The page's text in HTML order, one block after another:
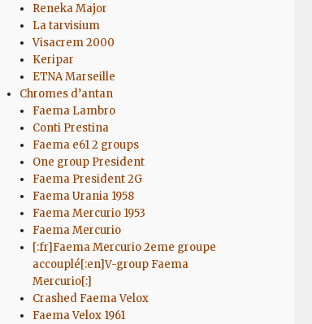
Reneka Major
La tarvisium
Visacrem 2000
Keripar
ETNA Marseille
Chromes d’antan
Faema Lambro
Conti Prestina
Faema e61 2 groups
One group President
Faema President 2G
Faema Urania 1958
Faema Mercurio 1953
Faema Mercurio
[:fr]Faema Mercurio 2eme groupe
accouplé[:en]V-group Faema
Mercurio[:]
Crashed Faema Velox
Faema Velox 1961